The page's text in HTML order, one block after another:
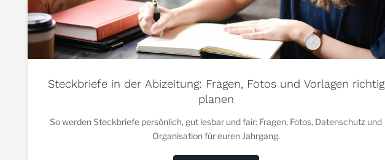
Steckbriefe in der Abizeitung: Fragen, Fotos und Vorlagen richtig
planen
So werden Steckbriefe persönlich, gut lesbar und fair: Fragen, Fotos, Datenschutz und
Organisation für euren Jahrgang.